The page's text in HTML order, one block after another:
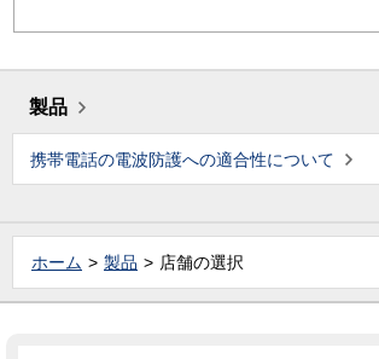
製品
携帯電話の電波防護への適合性について
ホーム 製品 店舗の選択